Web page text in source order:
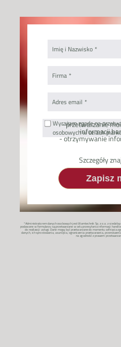
Imię i Nazwisko
Adres email
Zapisz
Firma
Wyrażam zgodę na
osobowych w celach
- przetwarzanie
informacji
- otrzymywanie
Szczegóły
*Administratorem danych osobowych jest Wamtechnik Sp. z o.o. z
podawane w formularzu są przetwarzane w celu przesyłania informacji
do realizacji usługi. Dane mogą być przetwarzane do momentu cofnięcia
danych, ich sprostowania, usunięcia, ograniczenia przetwarzania,
na zgodność z prawem